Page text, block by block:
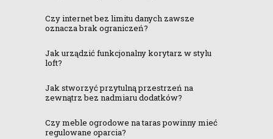
Czy internet bez limitu danych zawsze
oznacza brak ograniczeń?
Jak urządzić funkcjonalny korytarz w stylu
loft?
Jak stworzyć przytulną przestrzeń na
zewnątrz bez nadmiaru dodatków?
Czy meble ogrodowe na taras powinny mieć
regulowane oparcia?